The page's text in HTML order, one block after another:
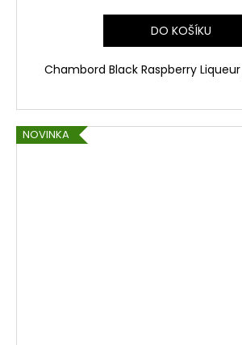
DO KOŠÍKU
Chambord Black Raspberry
NOVINKA